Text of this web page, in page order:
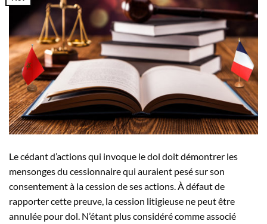
Le cédant d’actions qui invoque le dol doit démontrer les
mensonges du cessionnaire qui auraient pesé sur son
consentement à la cession de ses actions. À défaut de
rapporter cette preuve, la cession litigieuse ne peut être
annulée pour dol. N’étant plus considéré comme associé